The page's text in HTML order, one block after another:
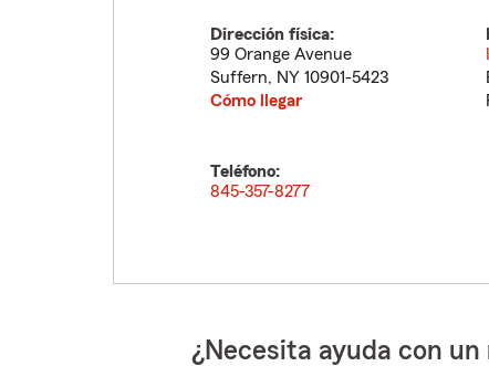
Dirección física:
99 Orange Avenue
Suffern, NY 10901-5423
Cómo llegar
Teléfono:
845-357-8277
¿Necesita ayuda con un